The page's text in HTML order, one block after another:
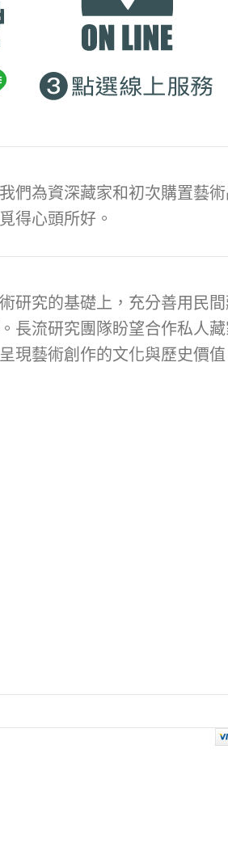
為資深藏家和初次購置藝術
得心頭所好。
研究的基礎上，充分善用民
長流研究團隊盼望合作私人
現藝術創作的文化與歷史價值